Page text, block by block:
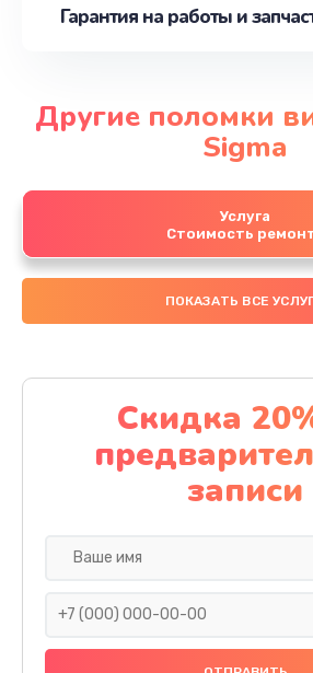
Гарантия на работы и
Другие поломки
Sigma
Услуга
Стоимость
ПОКАЗАТЬ ВСЕ
Скидка
записи